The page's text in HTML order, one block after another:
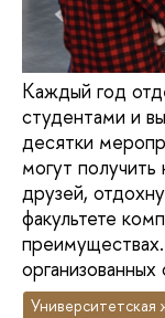
Каждый год
студентами и
десятки
могут получить
друзей,
факультете
Университетская